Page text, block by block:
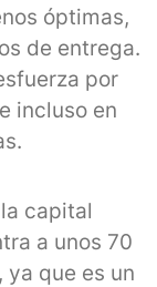
óptimas,
de entrega.
por
incluso en
capital
a unos 70
que es un